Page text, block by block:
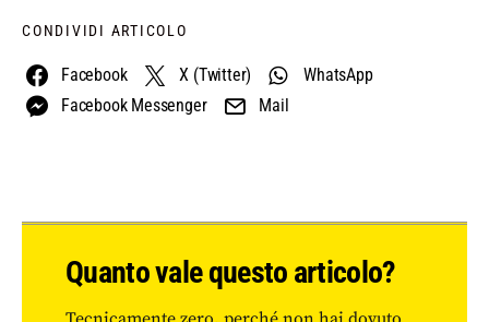
CONDIVIDI ARTICOLO
Facebook X (Twitter)
WhatsApp
Facebook Messenger
Mail
Quanto vale questo articolo?